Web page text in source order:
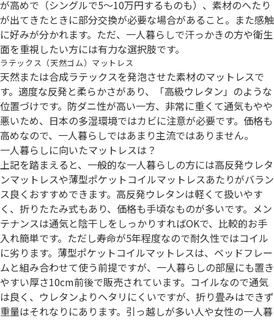
が高めで（シングルで5～10万円するものも）、素材のへたり
が出てきたときに部分交換が必要な場合があること。また感触
に好みが分かれます。ただ、一人暮らしで汗っかきの方や衛生
面を重視したい方には有力な選択肢です。
ラテックス（天然ゴム）マットレス
天然または合成ラテックスを発泡させた素材のマットレスで
す。適度な反発と柔らかさがあり、「高級ウレタン」のような
位置づけです。防ダニ性が高い一方、非常に重くて通気もやや
悪いため、日本の多湿環境ではカビに注意が必要です。価格も
高めなので、一人暮らしではあまり主流ではありません。
一人暮らしに向いたマットレスは？
上記を踏まえると、一般的な一人暮らしの方には高反発ウレタ
ンマットレスや薄型ポケットコイルマットレスあたりがバラン
ス良くおすすめできます。高反発ウレタンは軽くて扱いやす
く、折りたたみ式もあり、価格も手頃なものが多いです。メン
テナンスは通気と陰干しをしっかりすればOKで、比較的お手
入れ簡単です。ただし寿命が5年程度なので耐久性ではコイル
に劣ります。薄型ポケットコイルマットレスは、ベッドフレー
ムと組み合わせて使う前提ですが、一人暮らしの部屋にも置き
やすい厚さ10cm前後で販売されています。コイルなので通気
は良く、ウレタンよりヘタリにくいですが、折り畳みはできず
重量はそれなりにあります。引っ越しが多い人や女性の一人暮